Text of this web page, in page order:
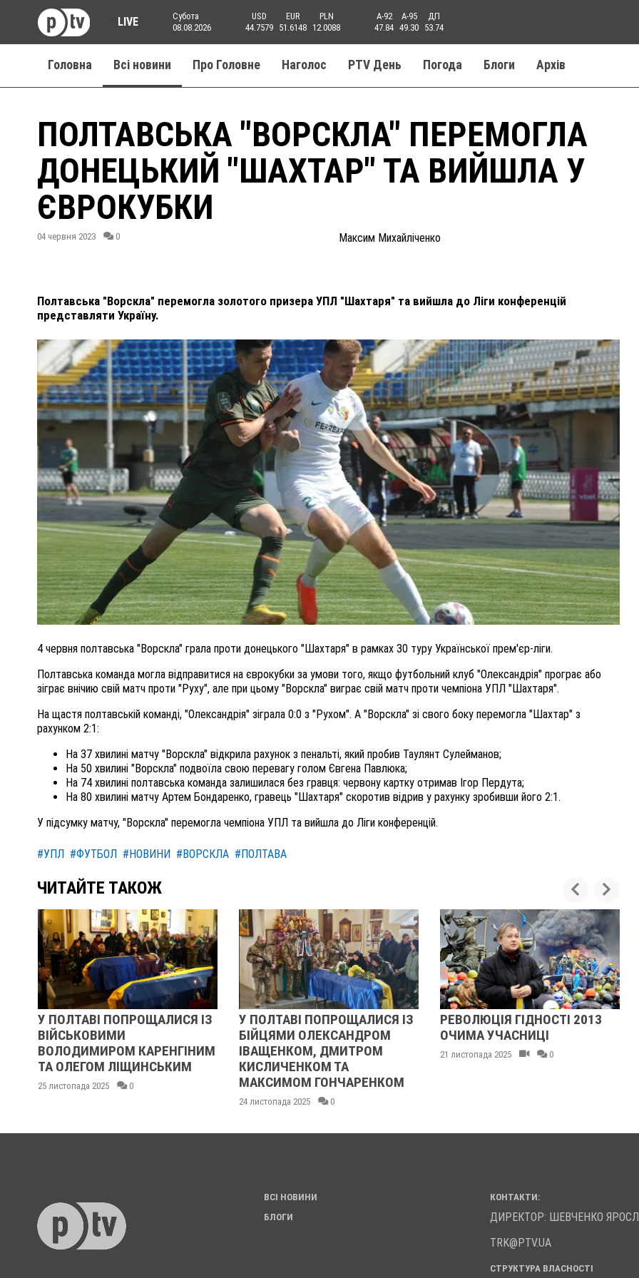
LIVE
Субота
08.08.2026
USD
44.7579
EUR
51.6148
PLN
12.0088
A-92
47.84
A-95
49.30
ДП
53.74
Головна Всі новини Про Головне Наголос PTV День Погода Блоги Aрхів
ПОЛТАВСЬКА "ВОРСКЛА" ПЕРЕМОГЛА
ДОНЕЦЬКИЙ "ШАХТАР" ТА ВИЙШЛА У
ЄВРОКУБКИ
04 червня 2023 0 Максим Михайліченко
Полтавська "Ворскла" перемогла золотого призера УПЛ "Шахтаря" та вийшла до Ліги конференцій
представляти Україну.
4 червня полтавська "Ворскла" грала проти донецького "Шахтаря" в рамках 30 туру Української прем'єр-ліги.
Полтавська команда могла відправитися на єврокубки за умови того, якщо футбольний клуб "Олександрія" програє або
зіграє внічию свій матч проти "Руху", але при цьому "Ворскла" виграє свій матч проти чемпіона УПЛ "Шахтаря".
На щастя полтавській команді, "Олександрія" зіграла 0:0 з "Рухом". А "Ворскла" зі свого боку перемогла "Шахтар" з
рахунком 2:1:
На 37 хвилині матчу "Ворскла" відкрила рахунок з пенальті, який пробив Таулянт Сулейманов;
На 50 хвилині "Ворскла" подвоїла свою перевагу голом Євгена Павлюка;
На 74 хвилині полтавська команда залишилася без гравця: червону картку отримав Ігор Пердута;
На 80 хвилині матчу Артем Бондаренко, гравець "Шахтаря" скоротив відрив у рахунку зробивши його 2:1.
У підсумку матчу, "Ворскла" перемогла чемпіона УПЛ та вийшла до Ліги конференцій.
#УПЛ #ФУТБОЛ #НОВИНИ #ВОРСКЛА #ПОЛТАВА
ЧИТАЙТЕ ТАКОЖ
У ПОЛТАВІ ПОПРОЩАЛИСЯ ІЗ
ВІЙСЬКОВИМИ
ВОЛОДИМИРОМ КАРЕНГІНИМ
ТА ОЛЕГОМ ЛІЩИНСЬКИМ
25 листопада 2025 0
У ПОЛТАВІ ПОПРОЩАЛИСЯ ІЗ
БІЙЦЯМИ ОЛЕКСАНДРОМ
ІВАЩЕНКОМ, ДМИТРОМ
КИСЛИЧЕНКОМ ТА
МАКСИМОМ ГОНЧАРЕНКОМ
24 листопада 2025 0
РЕВОЛЮЦІЯ ГІДНОСТІ 2013
ОЧИМА УЧАСНИЦІ
21 листопада 2025 0
ПОЛІЦІЯ ПОЛТАВЩИНИ РОЗШУКУЄ 62-РІЧНУ
ЛЮДМИЛУ ТИМЧЕНКО
26 листопада 2025 0
ВНАСЛІДОК ПОРАНЕНЬ, ОТРИМАНИХ НА ВІЙНІ,
ПОМЕР ВОЇН ЮРІЙ ВОЙТИК
25 листопада 2025
ВСІ НОВИНИ
БЛОГИ
КОНТАКТИ:
ДИРЕКТОР: ШЕВЧЕНКО
TRK@PTV.UA
СТРУКТУРА ВЛАСНОСТІ